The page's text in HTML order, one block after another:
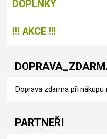
DOPLŇKY
!!! AKCE !!!
Doprava zdarma při
PARTNEŘI